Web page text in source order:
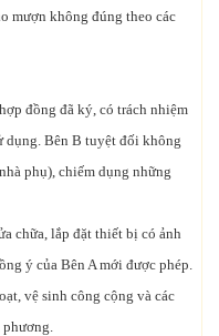
mượn không đúng theo các
đồng đã ký, có trách nhiệm
dụng. Bên B tuyệt đối không
phụ), chiếm dụng những
lắp đặt thiết bị có ảnh
ý của Bên A mới được phép.
vệ sinh công cộng và các
phương.